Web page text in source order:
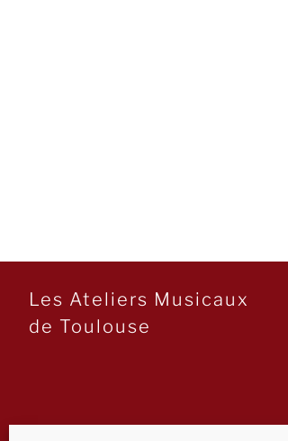
Les Ateliers Musicaux
de Toulouse